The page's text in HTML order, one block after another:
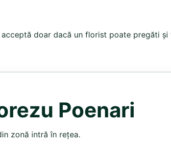
doar dacă un florist poate pregăti
Poenari
zonă intră în rețea.